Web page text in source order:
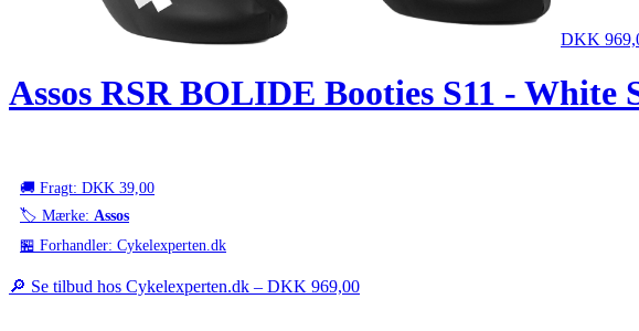
DKK
Assos RSR BOLIDE Booties S11 - White
🚚 Fragt: DKK 39,00
🏷️ Mærke: Assos
🏪 Forhandler: Cykelexperten.dk
🔎 Se tilbud hos Cykelexperten.dk – DKK 969,00